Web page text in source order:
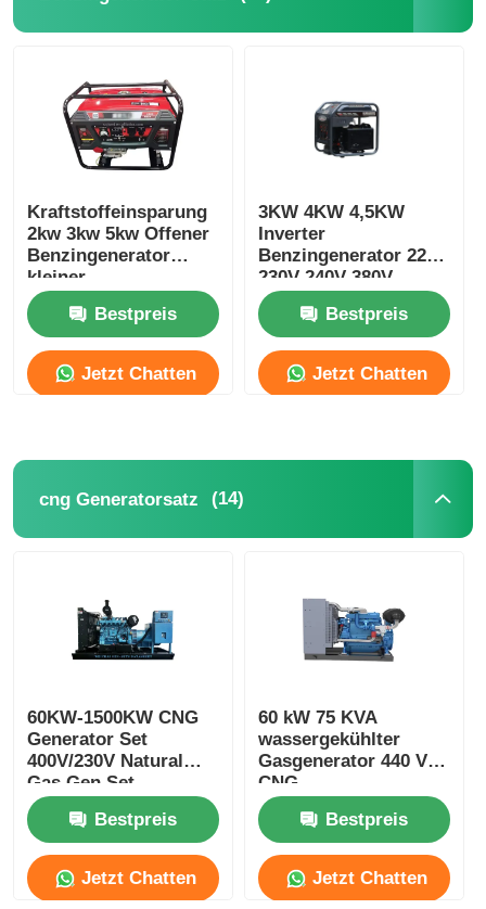
Kraftstoffeinsparung
2kw 3kw 5kw Offener
Benzingenerator
kleiner
Benzingenerator
Bestpreis
Jetzt Chatten
3KW 4KW 4,5KW
Inverter
Benzingenerator 220V
230V 240V 380V
Bestpreis
Jetzt Chatten
cng Generatorsatz (14)
60KW-1500KW CNG
Generator Set
400V/230V Natural
Gas Gen Set
Bestpreis
Jetzt Chatten
60 kW 75 KVA
wassergekühlter
Gasgenerator 440 V
CNG-
Turbinengenerator
Bestpreis
Jetzt Chatten